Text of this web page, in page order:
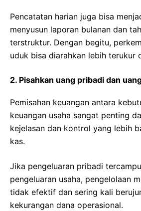
Pencatatan harian juga bisa
menyusun laporan bulanan dan
terstruktur. Dengan begitu,
uduk bisa diarahkan lebih terukur
2. Pisahkan uang pribadi dan
Pemisahan keuangan antara
keuangan usaha sangat penting
kejelasan dan kontrol yang lebih
kas.
Jika pengeluaran pribadi
pengeluaran usaha, pengelolaan
tidak efektif dan sering kali
kekurangan dana operasional.